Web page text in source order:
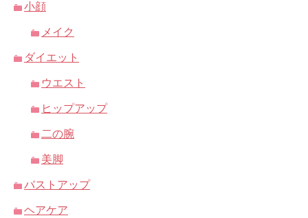
小顔
メイク
ダイエット
ウエスト
ヒップアップ
二の腕
美脚
バストアップ
ヘアケア